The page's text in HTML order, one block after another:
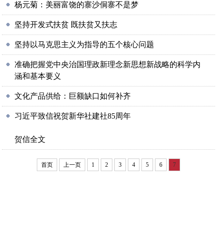
杨元菊：美丽富饶的寨沙侗寨不是梦
坚持开发式扶贫 既扶贫又扶志
坚持以马克思主义为指导的五个核心问题
准确把握党中央治国理政新理念新思想新战略的科学内
涵和基本要义
文化产品供给：巨额缺口如何补齐
习近平致信祝贺新华社建社85周年
贺信全文
首页 上一页 1 2 3 4 5 6 7